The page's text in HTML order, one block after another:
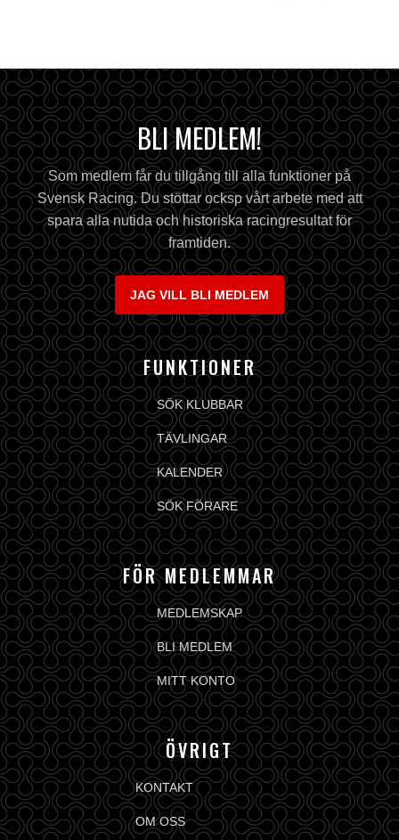
BLI MEDLEM!
Som medlem får du tillgång till alla funktioner på
Svensk Racing. Du stöttar ocksp vårt arbete med att
spara alla nutida och historiska racingresultat för
framtiden.
JAG VILL BLI MEDLEM
FUNKTIONER
SÖK KLUBBAR
TÄVLINGAR
KALENDER
SÖK FÖRARE
FÖR MEDLEMMAR
MEDLEMSKAP
BLI MEDLEM
MITT KONTO
ÖVRIGT
KONTAKT
OM OSS